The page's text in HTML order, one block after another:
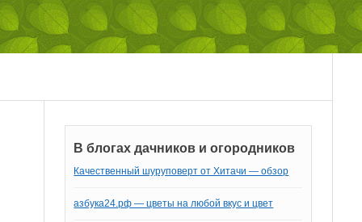
В блогах дачников и огородников
Качественный шуруповерт от Хитачи — обзор
азбука24.рф — цветы на любой вкус и цвет